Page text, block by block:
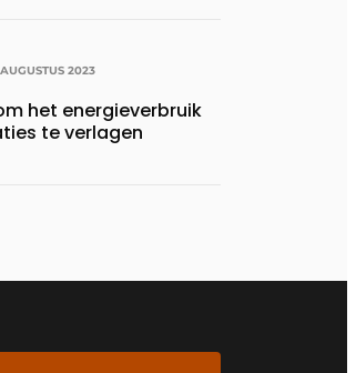
2023
het energieverbruik
te verlagen